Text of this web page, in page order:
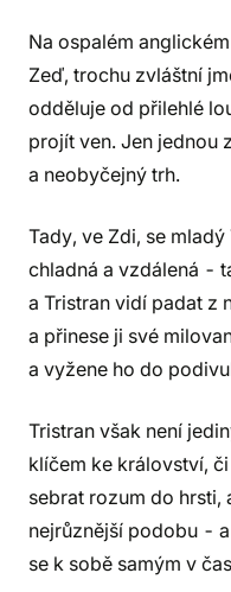
Na ospalém
Zeď, trochu zvláštní
odděluje od přilehlé
projít ven. Jen jednou
a neobyčejný trh.
Tady, ve Zdi, se
chladná a vzdálená -
a Tristran vidí padat z
a přinese ji své
a vyžene ho do
Tristran však není
klíčem ke království,
sebrat rozum do hrsti,
nejrůznější podobu -
se k sobě samým v